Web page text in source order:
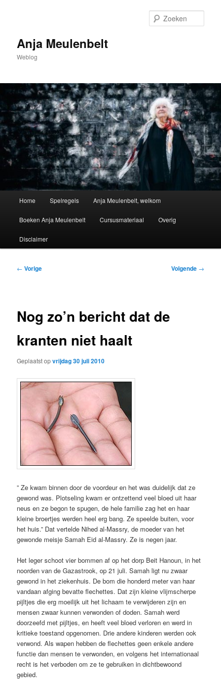
inhoudAnja Meulenbelt
Weblog
Home Spelregels Anja Meulenbelt, welkom
Boeken Anja Meulenbelt Cursusmateriaal Overig
Disclaimer
Bericht
← Vorige Volgende →
Nog zo’n bericht dat de
kranten niet haalt
Geplaatst opvrijdag 30 juli 2010
” Ze kwam binnen door de voordeur en het was duidelijk dat ze
gewond was. Plotseling kwam er ontzettend veel bloed uit haar
neus en ze begon te spugen, de hele familie zag het en haar
kleine broertjes werden heel erg bang. Ze speelde buiten, voor
het huis.” Dat vertelde Nihed al-Massry, de moeder van het
gewonde meisje Samah Eid al-Massry. Ze is negen jaar.
Het leger schoot vier bommen af op het dorp Beit Hanoun, in het
noorden van de Gazastrook, op 21 juli. Samah ligt nu zwaar
gewond in het ziekenhuis. De bom die honderd meter van haar
vandaan afging bevatte flechettes. Dat zijn kleine vlijmscherpe
pijltjes die erg moeilijk uit het lichaam te verwijderen zijn en
mensen zwaar kunnen verwonden of doden. Samah werd
doorzeefd met pijltjes, en heeft veel bloed verloren en werd in
kritieke toestand opgenomen. Drie andere kinderen werden ook
verwond. Als wapen hebben de flechettes geen enkele andere
functie dan mensen te verwonden, en volgens het internationaal
recht is het verboden om ze te gebruiken in dichtbewoond
gebied.